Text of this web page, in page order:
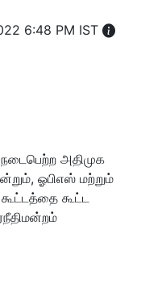
6:48 PM IST
அதிமுக
ஓபிஎஸ் மற்றும்
கூட்ட